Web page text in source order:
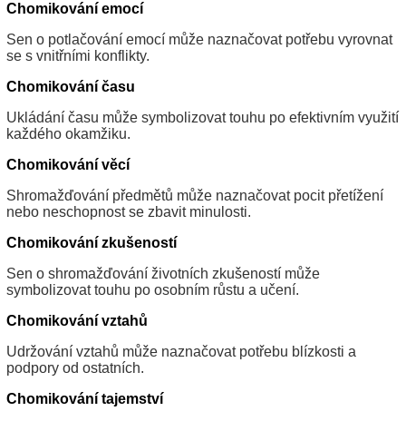
Chomikování emocí
Sen o potlačování emocí může naznačovat potřebu vyrovnat
se s vnitřními konflikty.
Chomikování času
Ukládání času může symbolizovat touhu po efektivním využití
každého okamžiku.
Chomikování věcí
Shromažďování předmětů může naznačovat pocit přetížení
nebo neschopnost se zbavit minulosti.
Chomikování zkušeností
Sen o shromažďování životních zkušeností může
symbolizovat touhu po osobním růstu a učení.
Chomikování vztahů
Udržování vztahů může naznačovat potřebu blízkosti a
podpory od ostatních.
Chomikování tajemství